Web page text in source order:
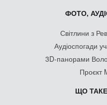
ФОТО,
Світлини з
Аудіоспогади
3D-панорами
Проєкт
ЩО